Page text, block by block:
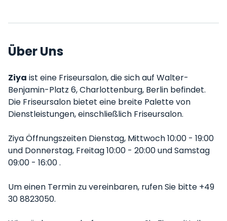
Über Uns
Ziya ist eine Friseursalon, die sich auf Walter-
Benjamin-Platz 6, Charlottenburg, Berlin befindet.
Die Friseursalon bietet eine breite Palette von
Dienstleistungen, einschließlich Friseursalon.
Ziya Öffnungszeiten Dienstag, Mittwoch 10:00 - 19:00
und Donnerstag, Freitag 10:00 - 20:00 und Samstag
09:00 - 16:00 .
Um einen Termin zu vereinbaren, rufen Sie bitte +49
30 8823050.